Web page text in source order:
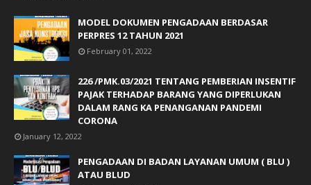
MODEL DOKUMEN PENGADAAN BERDASAR
PERPRES 12 TAHUN 2021
February 01, 2022
226 /PMK.03/2021 TENTANG PEMBERIAN INSENTIF
PAJAK TERHADAP BARANG YANG DIPERLUKAN
DALAM RANG KA PENANGANAN PANDEMI
CORONA
January 12, 2022
PENGADAAN DI BADAN LAYANAN UMUM ( BLU )
ATAU BLUD